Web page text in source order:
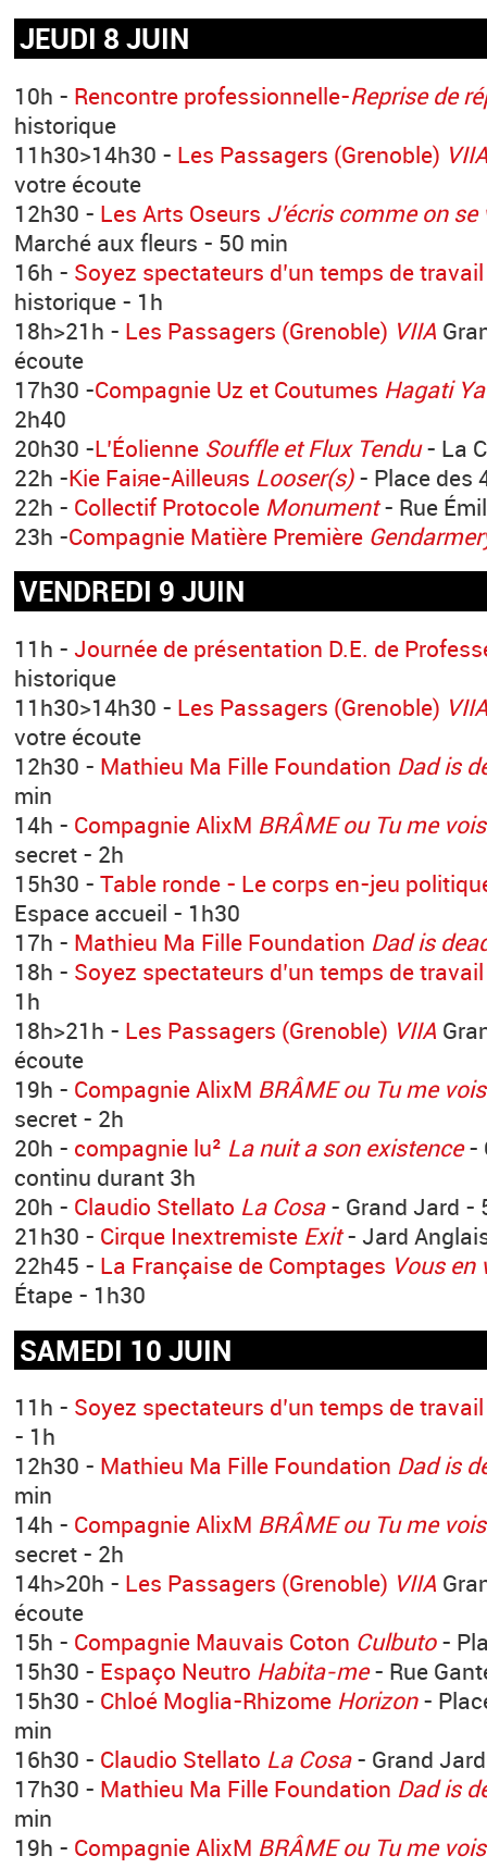
JEUDI 8 JUIN
10h - Rencontre professionnelle-Reprise de
historique
11h30>14h30 - Les Passagers (Grenoble)
votre écoute
12h30 - Les Arts Oseurs J’écris comme on se
Marché aux fleurs - 50 min
16h - Soyez spectateurs d’un temps de
historique - 1h
18h>21h - Les Passagers (Grenoble) VIIA
écoute
17h30 -Compagnie Uz et Coutumes Hagati
2h40
20h30 -L’Éolienne Souffle et Flux Tendu- La
22h -Kie Faiяe-Ailleuяs Looser(s)- Place des
22h - Collectif Protocole Monument- Rue
23h -Compagnie Matière Première
VENDREDI 9 JUIN
11h -Journée de présentation D.E. de
historique
11h30>14h30 - Les Passagers (Grenoble)
votre écoute
12h30 - Mathieu Ma Fille Foundation Dad is
min
14h - Compagnie AlixM BRÂME ou Tu me
secret - 2h
15h30 -Table ronde - Le corps en-jeu
Espace accueil - 1h30
17h - Mathieu Ma Fille Foundation Dad is
18h - Soyez spectateurs d’un temps de
1h
18h>21h - Les Passagers (Grenoble) VIIA
écoute
19h - Compagnie AlixM BRÂME ou Tu me
secret - 2h
20h - compagnie lu² La nuit a son existence-
continu durant 3h
20h - Claudio Stellato La Cosa- Grand Jard -
21h30 - Cirque Inextremiste Exit- Jard
22h45 - La Française de Comptages Vous en
Étape - 1h30
SAMEDI 10 JUIN
11h - Soyez spectateurs d’un temps de
- 1h
12h30 - Mathieu Ma Fille Foundation Dad is
min
14h - Compagnie AlixM BRÂME ou Tu me
secret - 2h
14h>20h - Les Passagers (Grenoble) VIIA
écoute
15h - Compagnie Mauvais Coton Culbuto-
15h30 - Espaço Neutro Habita-me- Rue
15h30 - Chloé Moglia-Rhizome Horizon-
min
16h30 - Claudio Stellato La Cosa- Grand
17h30 - Mathieu Ma Fille Foundation Dad is
min
19h - Compagnie AlixM BRÂME ou Tu me